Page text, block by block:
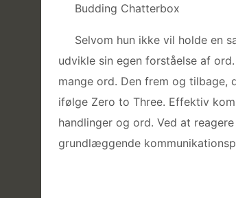
Budding Chatterbox
Selvom hun ikke vil holde en
udvikle sin egen forståelse af
mange ord. Den frem og
ifølge Zero to Three. Effektiv
handlinger og ord. Ved at
grundlæggende